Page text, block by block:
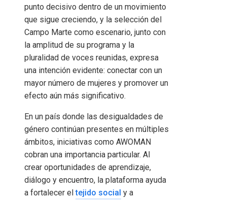
punto decisivo dentro de un movimiento
que sigue creciendo, y la selección del
Campo Marte como escenario, junto con
la amplitud de su programa y la
pluralidad de voces reunidas, expresa
una intención evidente: conectar con un
mayor número de mujeres y promover un
efecto aún más significativo.
En un país donde las desigualdades de
género continúan presentes en múltiples
ámbitos, iniciativas como AWOMAN
cobran una importancia particular. Al
crear oportunidades de aprendizaje,
diálogo y encuentro, la plataforma ayuda
a fortalecer eltejido social y a